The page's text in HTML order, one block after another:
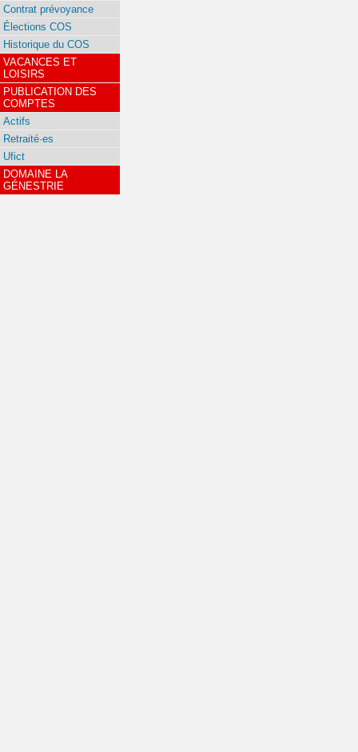
Contrat prévoyance
Élections COS
Historique du COS
VACANCES ET
LOISIRS
PUBLICATION DES
COMPTES
Actifs
Retraité·es
Ufict
DOMAINE LA
GÉNESTRIE